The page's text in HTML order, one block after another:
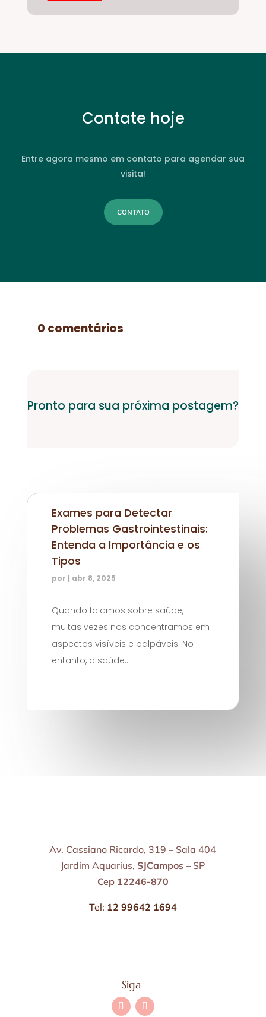
Contate hoje
Entre agora mesmo em contato para agendar sua
visita!
CONTATO
0 comentários
Pronto para sua próxima postagem?
Exames para Detectar
Problemas Gastrointestinais:
Entenda a Importância e os
Tipos
por | abr 8, 2025
Quando falamos sobre saúde,
muitas vezes nos concentramos em
aspectos visíveis e palpáveis. No
entanto, a saúde...
Av. Cassiano Ricardo, 319 – Sala 404
Jardim Aquarius, SJCampos – SP
Cep 12246-870
Tel: 12 99642 1694
Siga